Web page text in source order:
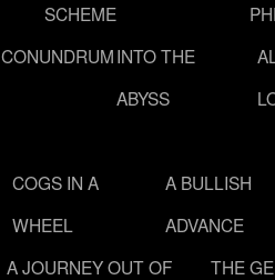
SCHEME
CONUNDRUMINTO THE
ABYSS
COGS IN A
WHEEL
A BULLISH
ADVANCE
A JOURNEY OUT OF
THE